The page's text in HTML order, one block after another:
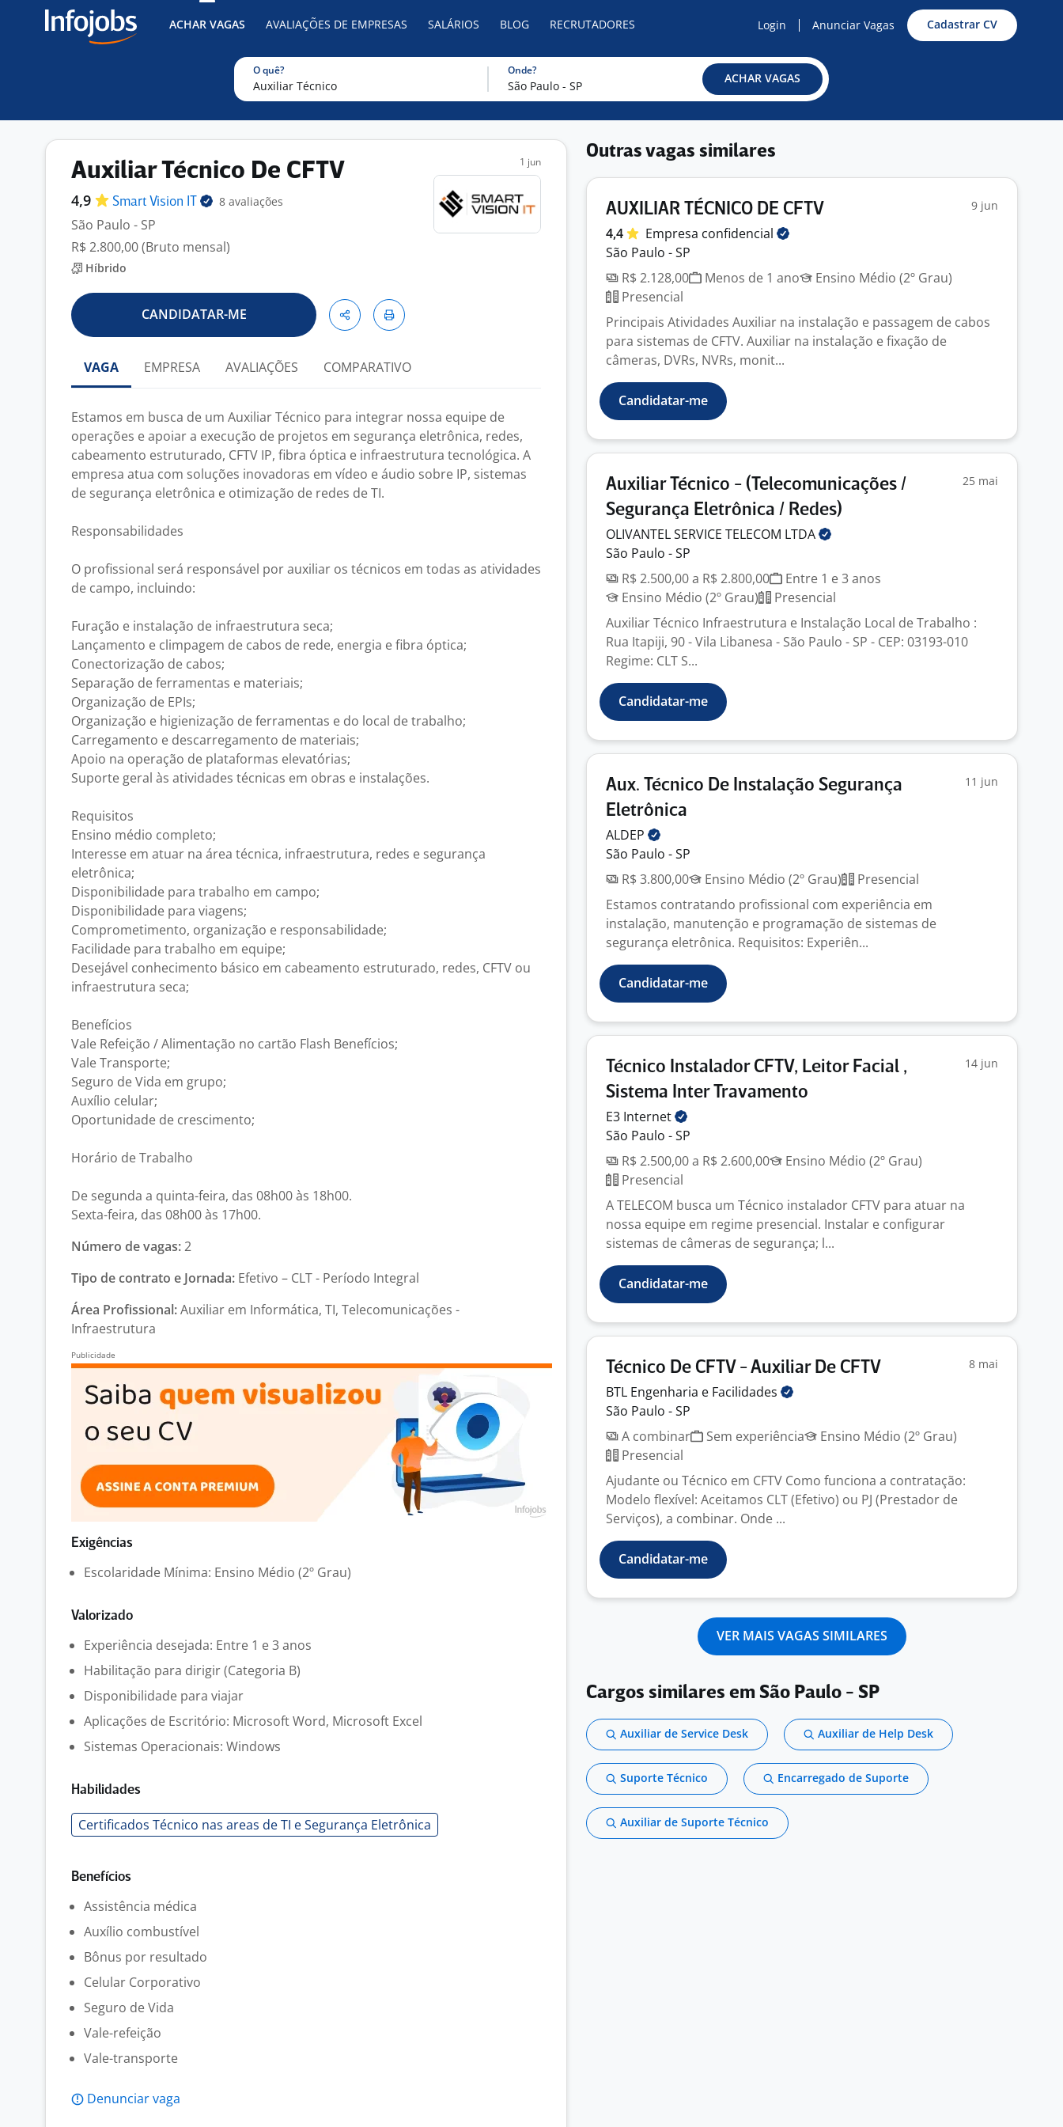
ACHAR VAGAS AVALIAÇÕES DE EMPRESAS SALÁRIOS BLOG RECRUTADORES Login Anunciar Vagas Cadastrar CV
O quê? Onde?
ACHAR VAGAS
Auxiliar Técnico De CFTV
4,9 Smart Vision 8 avaliações
São Paulo - SP
R$ 2.800,00 (Bruto mensal)
Híbrido
1 jun
CANDIDATAR-ME
VAGA EMPRESA AVALIAÇÕES COMPARATIVO
Estamos em busca de um Auxiliar Técnico para integrar nossa equipe de
operações e apoiar a execução de projetos em segurança eletrônica, redes,
cabeamento estruturado, CFTV IP, fibra óptica e infraestrutura tecnológica. A
empresa atua com soluções inovadoras em vídeo e áudio sobre IP, sistemas
de segurança eletrônica e otimização de redes de TI.
Responsabilidades
O profissional será responsável por auxiliar os técnicos em todas as atividades
de campo, incluindo:
Furação e instalação de infraestrutura seca;
Lançamento e climpagem de cabos de rede, energia e fibra óptica;
Conectorização de cabos;
Separação de ferramentas e materiais;
Organização de EPIs;
Organização e higienização de ferramentas e do local de trabalho;
Carregamento e descarregamento de materiais;
Apoio na operação de plataformas elevatórias;
Suporte geral às atividades técnicas em obras e instalações.
Requisitos
Ensino médio completo;
Interesse em atuar na área técnica, infraestrutura, redes e segurança
eletrônica;
Disponibilidade para trabalho em campo;
Disponibilidade para viagens;
Comprometimento, organização e responsabilidade;
Facilidade para trabalho em equipe;
Desejável conhecimento básico em cabeamento estruturado, redes, CFTV ou
infraestrutura seca;
Benefícios
Vale Refeição / Alimentação no cartão Flash Benefícios;
Vale Transporte;
Seguro de Vida em grupo;
Auxílio celular;
Oportunidade de crescimento;
Horário de Trabalho
De segunda a quinta-feira, das 08h00 às 18h00.
Sexta-feira, das 08h00 às 17h00.
Número de vagas:2
Tipo de contrato e Jornada: Efetivo – CLT - Período Integral
Área Profissional:Auxiliar em Informática, TI, Telecomunicações -
Infraestrutura
Exigências
Escolaridade Mínima: Ensino Médio (2º Grau)
Valorizado
Experiência desejada: Entre 1 e 3 anos
Habilitação para dirigir (Categoria B)
Disponibilidade para viajar
Aplicações de Escritório: Microsoft Word, Microsoft Excel
Sistemas Operacionais: Windows
Habilidades
Certificados Técnico nas areas de TI e Segurança Eletrônica
Benefícios
Assistência médica
Auxílio combustível
Bônus por resultado
Celular Corporativo
Seguro de Vida
Vale-refeição
Vale-transporte
Denunciar vaga
Outras vagas similares
AUXILIAR TÉCNICO DE CFTV 9 jun
4,4 Empresa confidencial
São Paulo - SP
R$ 2.128,00
Menos de 1 ano
Ensino Médio (2º Grau)
Presencial
Principais Atividades Auxiliar na instalação e passagem de cabos
para sistemas de CFTV. Auxiliar na instalação e fixação de
câmeras, DVRs, NVRs, monit...
Candidatar-me
Auxiliar Técnico - (Telecomunicações /
Segurança Eletrônica / Redes)
25 mai
OLIVANTEL SERVICE TELECOM LTDA
São Paulo - SP
R$ 2.500,00 a R$ 2.800,00
Entre 1 e 3 anos
Ensino Médio (2º Grau)
Presencial
Auxiliar Técnico Infraestrutura e Instalação Local de Trabalho :
Rua Itapiji, 90 - Vila Libanesa - São Paulo - SP - CEP: 03193-010
Regime: CLT S...
Candidatar-me
Aux. Técnico De Instalação Segurança
Eletrônica
11 jun
ALDEP
São Paulo - SP
R$ 3.800,00
Ensino Médio (2º Grau)
Presencial
Estamos contratando profissional com experiência em
instalação, manutenção e programação de sistemas de
segurança eletrônica. Requisitos: Experiên...
Candidatar-me
Técnico Instalador CFTV, Leitor Facial ,
Sistema Inter Travamento
14 jun
E3 Internet
São Paulo - SP
R$ 2.500,00 a R$ 2.600,00
Ensino Médio (2º Grau)
Presencial
A TELECOM busca um Técnico instalador CFTV para atuar na
nossa equipe em regime presencial. Instalar e configurar
sistemas de câmeras de segurança; l...
Candidatar-me
Técnico De CFTV - Auxiliar De CFTV 8 mai
BTL Engenharia e Facilidades
São Paulo - SP
A combinar
Sem experiência
Ensino Médio (2º Grau)
Presencial
Ajudante ou Técnico em CFTV Como funciona a contratação:
Modelo flexível: Aceitamos CLT (Efetivo) ou PJ (Prestador de
Serviços), a combinar. Onde ...
Candidatar-me
VER MAIS VAGAS SIMILARES
Cargos similares em São Paulo - SP
Auxiliar de Service Desk Auxiliar de Help Desk
Suporte Técnico Encarregado de Suporte
Auxiliar de Suporte Técnico